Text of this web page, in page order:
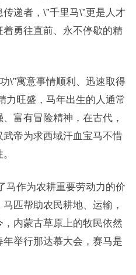
递者，\”千里马\”更是人才
勇往直前、永不停歇的精
\”寓意事情顺利、迅速取得
力旺盛，马年出生的人通常
富有冒险精神，在古代，
帝为求西域汗血宝马不惜
马作为农耕重要劳动力的价
匹帮助农民耕地、运输，
内蒙古草原上的牧民依然
举行那达慕大会，赛马是